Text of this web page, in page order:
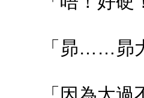
「昴……昴大